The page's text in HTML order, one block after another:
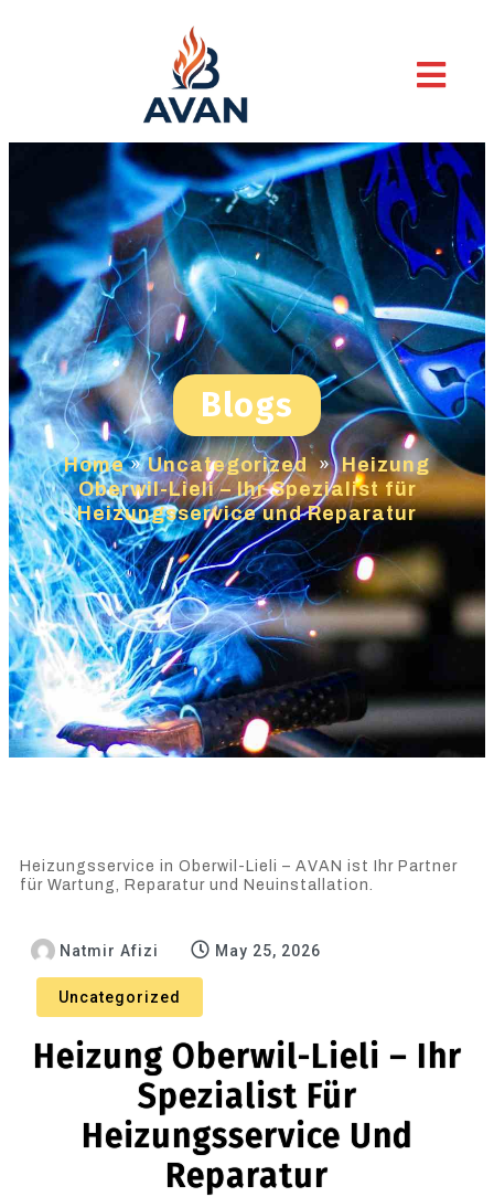
Blogs
Home»Uncategorized » Heizung
Oberwil-Lieli – Ihr Spezialist für
Heizungsservice und Reparatur
Heizungsservice in Oberwil-Lieli – AVAN ist Ihr Partner
für Wartung, Reparatur und Neuinstallation.
Natmir Afizi May 25, 2026
Uncategorized
Heizung Oberwil-Lieli – Ihr
Spezialist Für
Heizungsservice Und
Reparatur